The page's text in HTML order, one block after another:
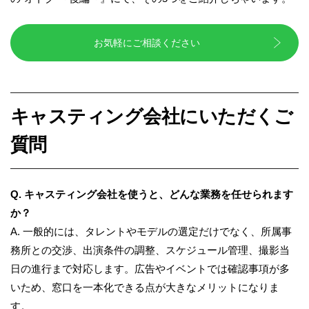
お気軽にご相談ください
キャスティング会社にいただくご
質問
Q. キャスティング会社を使うと、どんな業務を任せられます
か？
A. 一般的には、タレントやモデルの選定だけでなく、所属事
務所との交渉、出演条件の調整、スケジュール管理、撮影当
日の進行まで対応します。広告やイベントでは確認事項が多
いため、窓口を一本化できる点が大きなメリットになりま
す。